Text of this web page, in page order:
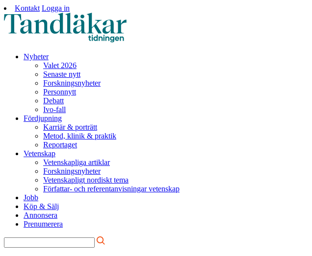
Kontakt Logga in
Nyheter
Valet 2026
Senaste nytt
Forskningsnyheter
Personnytt
Debatt
Ivo-fall
Fördjupning
Karriär & porträtt
Metod, klinik & praktik
Reportaget
Vetenskap
Vetenskapliga artiklar
Forskningsnyheter
Vetenskapligt nordiskt tema
Författar- och referentanvisningar vetenskap
Jobb
Köp & Sälj
Annonsera
Prenumerera